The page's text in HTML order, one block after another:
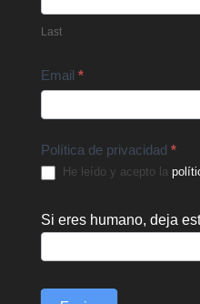
Last
Email *
Política de privacidad *
He leído y acepto la
Si eres humano, deja